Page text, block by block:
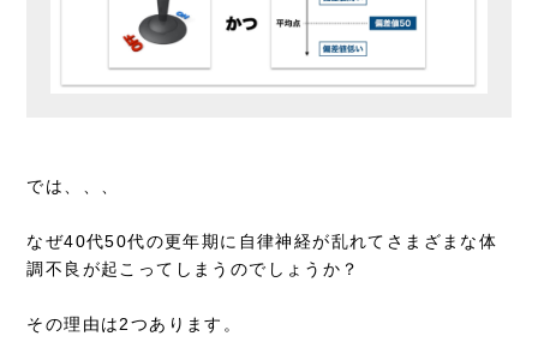
では、、、
なぜ40代50代の更年期に自律神経が乱れてさまざまな体
調不良が起こってしまうのでしょうか？
その理由は2つあります。